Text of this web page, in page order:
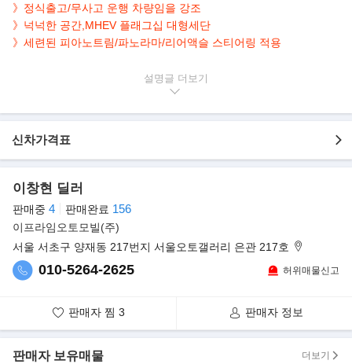
》 정식출고/무사고 운행 차량임을 강조
》넉넉한 공간,MHEV 플래그십 대형세단
》세련된 피아노트림/파노라마/리어액슬 스티어링 적용
- 무사고 운행
- 연식대비 짧은주행
- 깔끔하게 관리된 내/외관 보유
- 마일드 하이브리드 기술 EQ 부스트 적용
- S클래스의 안락함과 8기통 터보 강력한 성능의 조화
▶완전변경 7세대 S클래스..
벤츠가 완전변경을 거친 7세대 S클래스를 공개했다.
벤츠에 따르면 7세대 S클래스의 외관은 새로운 디자인 언어를 적용
특히 짧은 앞 오버행과 긴 휠베이스, 균형잡힌 뒤 오버행을 갖춰 완
설명글
신차가격표
이창현 딜러
판매중 4 판매완료 156
이프라임오토모빌(주)
서울 서초구 양재동 217번지 서울오토갤러리 은관 217호
010-5264-2625 허위매물신고
판매자 찜 3 판매자 정보
판매자 보유매물 더보기